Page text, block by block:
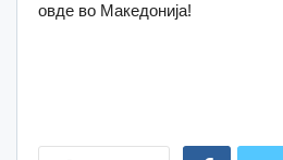
овде во Македонија!